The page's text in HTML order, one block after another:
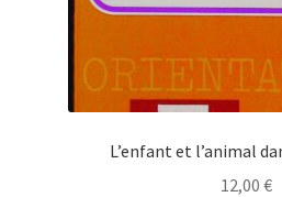
L’enfant et l’animal
12,00 €